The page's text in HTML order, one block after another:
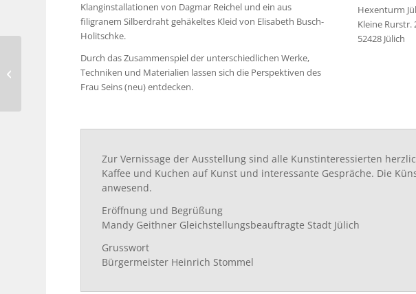
Klanginstallationen von Dagmar Reichel und ein aus
filigranem Silberdraht gehäkeltes Kleid von Elisabeth Busch-
Holitschke.
Durch das Zusammenspiel der unterschiedlichen Werke,
Techniken und Materialien lassen sich die Perspektiven des
Frau Seins (neu) entdecken.
Hexenturm
Kleine Rurstr.
52428 Jülich
Zur Vernissage der Ausstellung sind alle Kunstinteressierten
Kaffee und Kuchen auf Kunst und interessante Gespräche. Die
anwesend.
Eröffnung und Begrüßung
Mandy Geithner Gleichstellungsbeauftragte Stadt Jülich
Grusswort
Bürgermeister Heinrich Stommel
Hanne Horn –
Duesseldorf Photo